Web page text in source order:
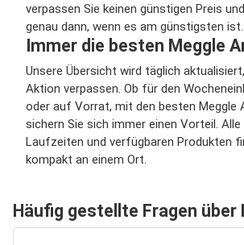
verpassen Sie keinen günstigen Preis
genau dann, wenn es am günstigsten ist.
Immer die besten Meggle
Unsere Übersicht wird täglich
Aktion verpassen. Ob für den
oder auf Vorrat, mit den besten Meggle
sichern Sie sich immer einen Vorteil.
Laufzeiten und verfügbaren Produkten
kompakt an einem Ort.
Häufig gestellte Fragen über